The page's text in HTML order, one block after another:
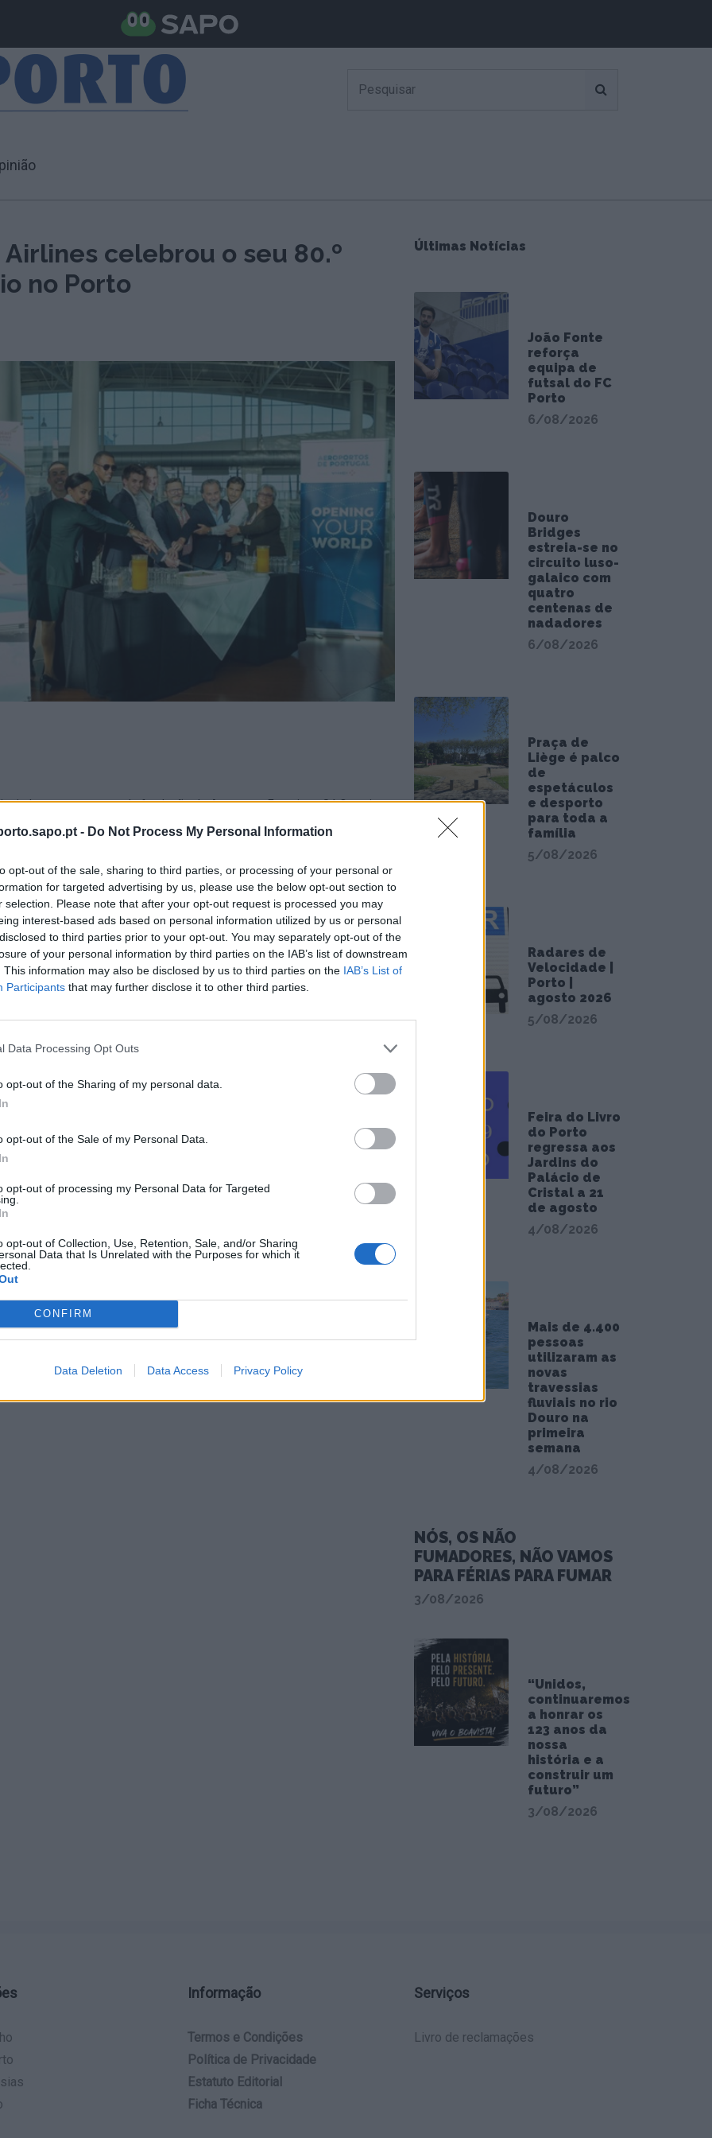
- Do Not Process My Personal Information
opt-out of the sale, sharing to third parties, or processing of your personal or
for targeted advertising by us, please use the below opt-out section to
selection. Please note that after your opt-out request is processed you may
interest-based ads based on personal information utilized by us or personal
to third parties prior to your opt-out. You may separately opt-out of the
of your personal information by third parties on the IAB’s list of downstream
This information may also be disclosed by us to third parties on the IAB’s List of
Participants that may further disclose it to other third parties.
Data Processing Opt Outs
opt-out of the Sharing of my personal data.
opt-out of the Sale of my Personal Data.
opt-out of processing my Personal Data for Targeted
opt-out of Collection, Use, Retention, Sale, and/or Sharing
Data that Is Unrelated with the Purposes for which it
CONFIRM
Data Deletion Data Access Privacy Policy
celebrou o seu 80.º
no Porto
criada no mesmo ano de fundação do Aeroporto Francisco Sá Carneiro.
aérea de bandeira de Etiópia assinalou ali, também, recentemente, o seu
crescimento e ligação entre África e o mundo", destaca a Ethiopian
o Porto desde julho do ano passado, disponibilizando quatro ligações
maior companhia aérea africana e membro da Star Alliance, voando entre
capital da Etiópia, quatro vezes por semana, às segundas, terças, quintas
a Ethiopian Airlines disponibiliza uma rede com mais de 150 destinos.
Últimas Notícias
João Fonte
reforça
equipa de
futsal do FC
Porto
6/08/2026
Douro
Bridges
estreia-se no
circuito luso-
galaico com
quatro
centenas de
nadadores
6/08/2026
Praça de
Liège é palco
de
espetáculos
e desporto
para toda a
família
5/08/2026
Radares de
Velocidade |
Porto |
agosto 2026
5/08/2026
Feira do Livro
do Porto
regressa aos
Jardins do
Palácio de
Cristal a 21
de agosto
4/08/2026
Mais de 4.400
pessoas
utilizaram as
novas
travessias
fluviais no rio
Douro na
primeira
semana
4/08/2026
NÓS, OS NÃO
FUMADORES, NÃO VAMOS
PARA FÉRIAS PARA FUMAR
3/08/2026
“Unidos,
continuaremos
a honrar os
123 anos da
nossa
história e a
construir um
futuro”
3/08/2026
Informação
Termos e Condições
Política de Privacidade
Estatuto Editorial
Ficha Técnica
Serviços
Livro de reclamações